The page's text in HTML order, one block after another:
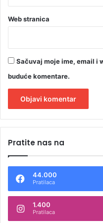
Web stranica
Sačuvaj moje ime, email i
buduće komentare.
t
n
t
Pratite nas na
44.000
Pratilaca
1.400
Pratilaca